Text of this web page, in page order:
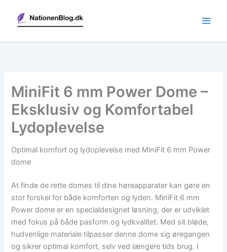
indholdet
MiniFit 6 mm Power Dome –
Eksklusiv og Komfortabel
Lydoplevelse
Optimal komfort og lydoplevelse med MiniFit 6 mm Power
dome
At finde de rette domes til dine høreapparater kan gøre en
stor forskel for både komforten og lyden. MiniFit 6 mm
Power dome er en specialdesignet løsning, der er udviklet
med fokus på både pasform og lydkvalitet. Med sit bløde,
hudvenlige materiale tilpasser denne dome sig øregangen
og sikrer optimal komfort, selv ved længere tids brug. I